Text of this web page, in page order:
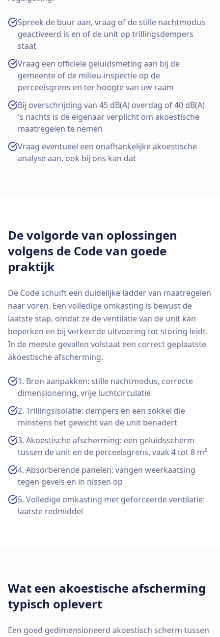
Spreek de buur aan, vraag of de stille nachtmodus
geactiveerd is en of de unit op trillingsdempers
staat
Vraag een officiële geluidsmeting aan bij de
gemeente of de milieu-inspectie op de
perceelsgrens en ter hoogte van uw raam
Bij overschrijding van 45 dB(A) overdag of 40 dB(A)
's nachts is de eigenaar verplicht om akoestische
maatregelen te nemen
Vraag eventueel een onafhankelijke akoestische
analyse aan, ook bij ons kan dat
De volgorde van oplossingen
volgens de Code van goede
praktijk
De Code schuift een duidelijke ladder van maatregelen
naar voren. Een volledige omkasting is bewust de
laatste stap, omdat ze de ventilatie van de unit kan
beperken en bij verkeerde uitvoering tot storing leidt.
In de meeste gevallen volstaat een correct geplaatste
akoestische afscherming.
1. Bron aanpakken: stille nachtmodus, correcte
dimensionering, vrije luchtcirculatie
2. Trillingsisolatie: dempers en een sokkel die
minstens het gewicht van de unit benadert
3. Akoestische afscherming: een geluidsscherm
tussen de unit en de perceelsgrens, vaak 4 tot 8 m²
4. Absorberende panelen: vangen weerkaatsing
tegen gevels en in nissen op
5. Volledige omkasting met geforceerde ventilatie:
laatste redmiddel
Wat een akoestische afscherming
typisch oplevert
Een goed gedimensioneerd akoestisch scherm tussen